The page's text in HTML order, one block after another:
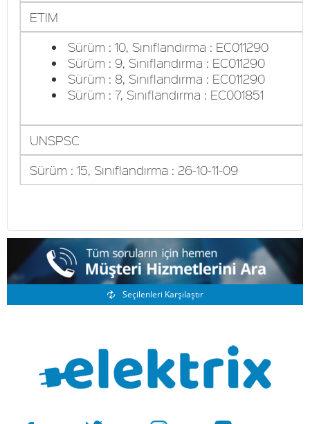
ETIM
Sürüm : 10, Sınıflandırma : EC011290
Sürüm : 9, Sınıflandırma : EC011290
Sürüm : 8, Sınıflandırma : EC011290
Sürüm : 7, Sınıflandırma : EC001851
UNSPSC
Sürüm : 15, Sınıflandırma : 26-10-11-09
Benzer Ürünler
Seçilenleri Karşılaştır